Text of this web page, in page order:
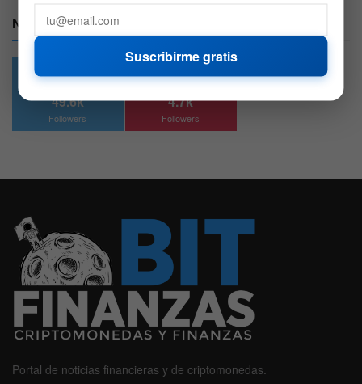
Nuestras Redes:
49.6k
Followers
4.7k
Followers
Portal de noticias financieras y de criptomonedas.
Suscribirme gratis